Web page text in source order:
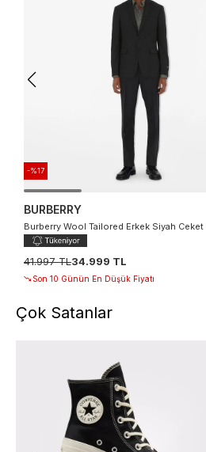
-%17
BURBERRY
Burberry Wool Tailored Erkek Siyah Ceket
41.997 TL34.999 TL
Son 10 Günün En Düşük Fiyatı
Çok Satanlar